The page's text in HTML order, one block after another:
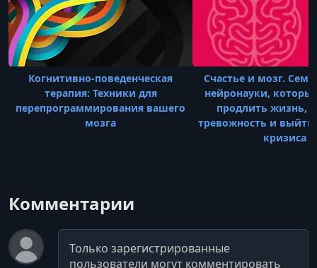
Когнитивно-поведенческая
терапия: Техники для
перепрограммирования вашего
мозга
Счастье и мозг. Семь
нейронауки,
продлить жизнь,
тревожность и выйти
кризиса
Комментарии
Комментарий